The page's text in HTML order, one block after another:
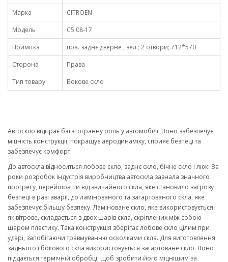
Марка
CITROEN
Модель
C5 08-17
Примітка
пра. заднє дверне ; зел.; 2 отвори; 712*570
Сторона
Права
Тип товару
Бокове скло
Автоскло відіграє багатогранну роль у автомобілі. Воно забезпечує
міцність конструкції, покращує аеродинаміку, сприяє безпеці та
забезпечує комфорт.
До автоскла відноситься лобове скло, заднє скло, бічне скло і люк. За
роки розробок індустрія виробництва автоскла зазнала значного
прогресу, перейшовши від звичайного скла, яке становило загрозу
безпеці в разі аварії, до ламінованого та загартованого скла, яке
забезпечує більшу безпеку. Ламіноване скло, яке використовується
як вітрове, складається з двох шарів скла, скріплених між собою
шаром пластику. Така конструкція зберігає лобове скло цілим при
ударі, запобігаючи травмуванню осколками скла. Для виготовлення
заднього і бокового скла використовується загартоване скло. Воно
піддається термічній обробці, щоб зробити його міцнішим за